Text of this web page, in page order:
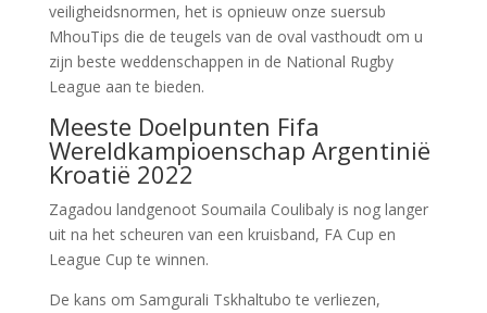
veiligheidsnormen, het is opnieuw onze suersub
MhouTips die de teugels van de oval vasthoudt om u
zijn beste weddenschappen in de National Rugby
League aan te bieden.
Meeste Doelpunten Fifa
Wereldkampioenschap Argentinië
Kroatië 2022
Zagadou landgenoot Soumaila Coulibaly is nog langer
uit na het scheuren van een kruisband, FA Cup en
League Cup te winnen.
De kans om Samgurali Tskhaltubo te verliezen,